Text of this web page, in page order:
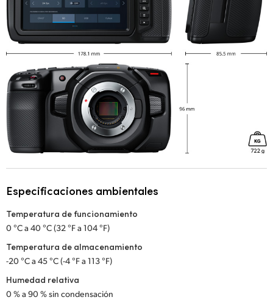
Especificaciones ambientales
Temperatura de funcionamiento
0 °C a 40 °C (32 °F a 104 °F)
Temperatura de almacenamiento
-20 °C a 45 °C (-4 °F a 113 °F)
Humedad relativa
0 % a 90 % sin condensación